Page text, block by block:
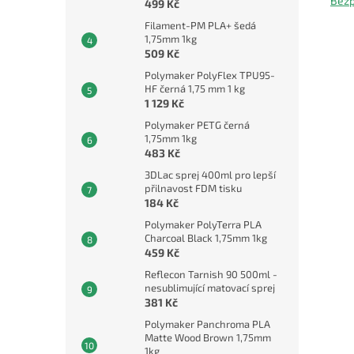
499 Kč
Filament-PM PLA+ šedá
1,75mm 1kg
509 Kč
Polymaker PolyFlex TPU95-
HF černá 1,75 mm 1 kg
1 129 Kč
Polymaker PETG černá
1,75mm 1kg
483 Kč
3DLac sprej 400ml pro lepší
přilnavost FDM tisku
184 Kč
Polymaker PolyTerra PLA
Charcoal Black 1,75mm 1kg
459 Kč
Reflecon Tarnish 90 500ml -
nesublimující matovací sprej
381 Kč
Polymaker Panchroma PLA
Matte Wood Brown 1,75mm
1kg